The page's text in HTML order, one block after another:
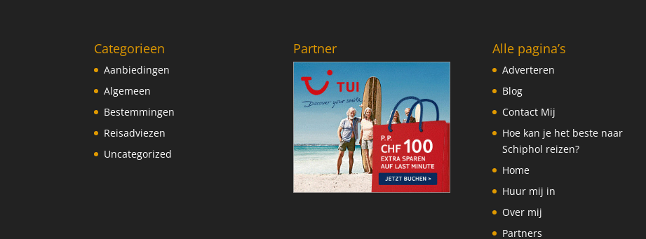
Categorieen
Aanbiedingen
Algemeen
Bestemmingen
Reisadviezen
Uncategorized
Partner Alle pagina’s
Adverteren
Blog
Contact Mij
Hoe kan je het beste naar
Schiphol reizen?
Home
Huur mij in
Over mij
Partners